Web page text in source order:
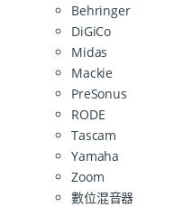
Behringer
DiGiCo
Midas
Mackie
PreSonus
RODE
Tascam
Yamaha
Zoom
數位混音器